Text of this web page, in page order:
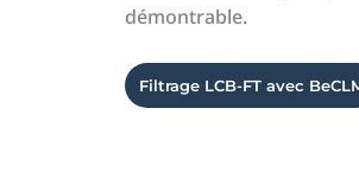
démontrable.
Filtrage LCB-FT avec